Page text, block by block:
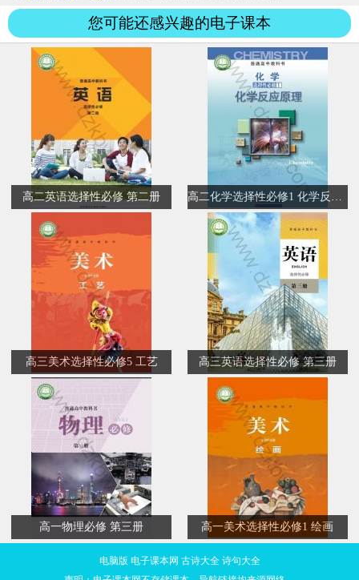
您可能还感兴趣的电子课本
高二英语选择性必修 第二册
高三美术选择性必修5 工艺 高三英语选择性必修 第三册
高一物理必修 第三册 高一美术选择性必修1 绘画
电脑版 电子课本网 古诗大全 诗句大全